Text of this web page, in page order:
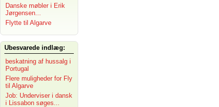
Danske møbler i Erik
Jørgensen...
Flytte til Algarve
Ubesvarede indlæg:
beskatning af hussalg i
Portugal
Flere muligheder for Fly
til Algarve
Job: Underviser i dansk
i Lissabon søges...